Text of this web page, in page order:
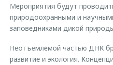
Мероприятия будут
природоохранными и
заповедниками дикой
Неотъемлемой частью ДНК
развитие и экология.